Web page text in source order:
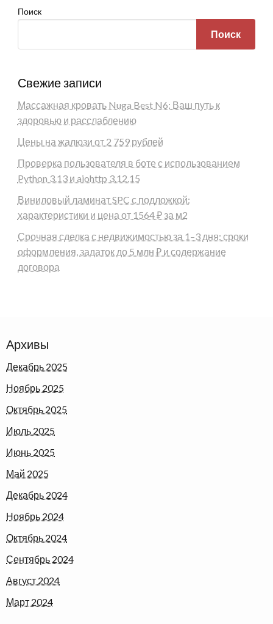
Поиск
Поиск
Свежие записи
Массажная кровать Nuga Best N6: Ваш путь к
здоровью и расслаблению
Цены на жалюзи от 2 759 рублей
Проверка пользователя в боте с использованием
Python 3.13 и aiohttp 3.12.15
Виниловый ламинат SPC с подложкой:
характеристики и цена от 1564 ₽ за м2
Срочная сделка с недвижимостью за 1–3 дня: сроки
оформления, задаток до 5 млн ₽ и содержание
договора
Архивы
Декабрь 2025
Ноябрь 2025
Октябрь 2025
Июль 2025
Июнь 2025
Май 2025
Декабрь 2024
Ноябрь 2024
Октябрь 2024
Сентябрь 2024
Август 2024
Март 2024